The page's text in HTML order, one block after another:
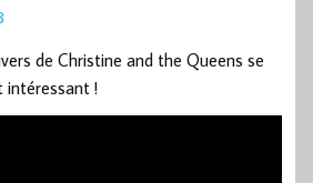
de Christine and the Queens se
intéressant !